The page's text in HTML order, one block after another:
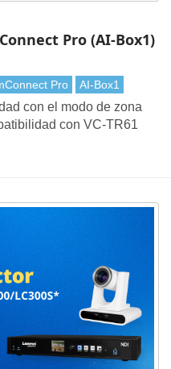
Pro (AI-Box1)
Pro AI-Box1
con el modo de zona
con VC-TR61